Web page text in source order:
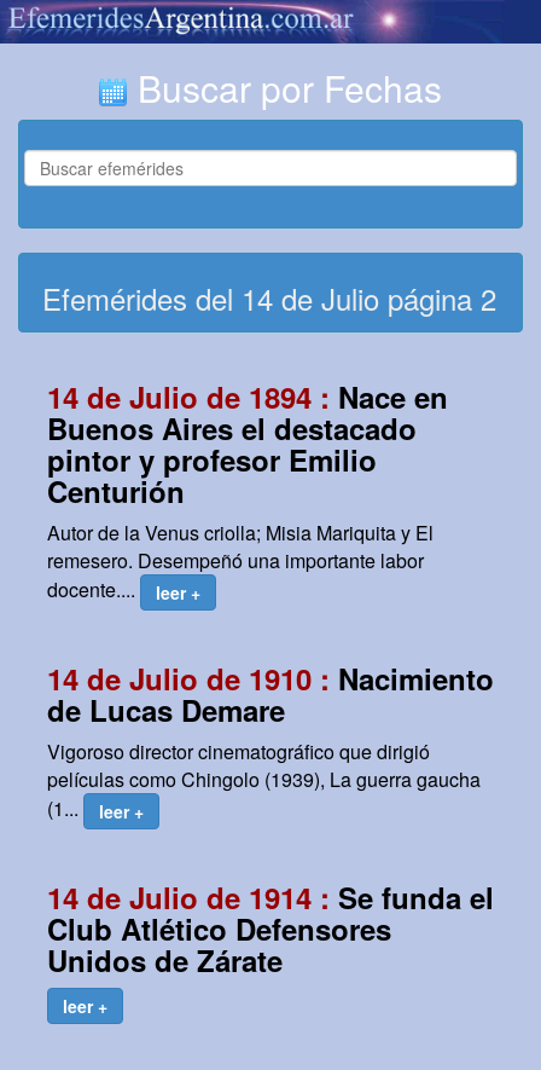
Buscar por Fechas
Efemérides del 14 de Julio página 2
14 de Julio de 1894 : Nace en
Buenos Aires el destacado
pintor y profesor Emilio
Centurión
Autor de la Venus criolla; Misia Mariquita y El
remesero. Desempeñó una importante labor
docente....
leer +
14 de Julio de 1910 : Nacimiento
de Lucas Demare
Vigoroso director cinematográfico que dirigió
películas como Chingolo (1939), La guerra gaucha
(1...
leer +
14 de Julio de 1914 : Se funda el
Club Atlético Defensores
Unidos de Zárate
leer +